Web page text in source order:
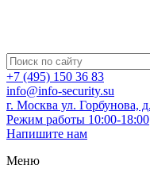
+7 (495) 150 36 83
info@info-security.su
г. Москва ул. Горбунова,
Режим работы 10:00-18:00
Напишите нам
Меню